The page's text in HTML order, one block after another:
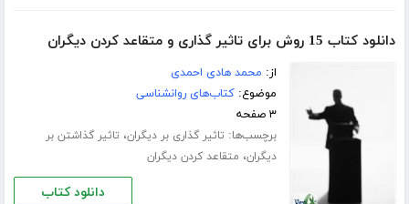
دانلود کتاب 15 روش برای تاثیر گذاری و متقاعد کردن دیگران
از: محمد هادی احمدی
موضوع:کتاب‌های روانشناسی
۳ صفحه
برچسب‌ها: تاثیر گذاری بر دیگران، تاثیر گذاشتن بر
دیگران، متقاعد کردن دیگران
دانلود کتاب